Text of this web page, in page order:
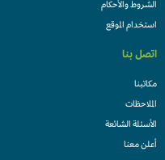
الشروط والأحكام
استخدام الموقع
اتصل بنا
مكاتبنا
الملاحظات
الأسئلة الشائعة
أعلن معنا